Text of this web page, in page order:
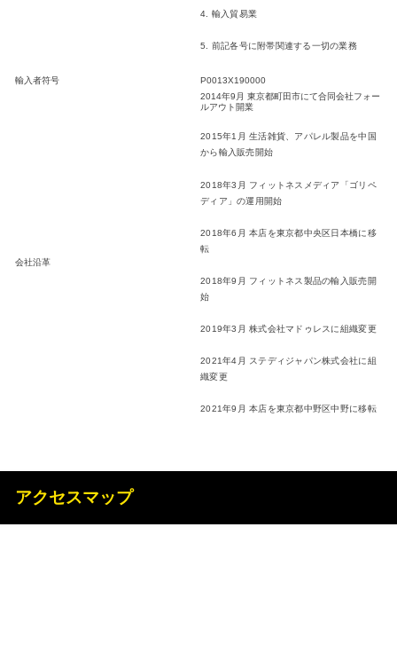
4. 輸入貿易業
5. 前記各号に附帯関連する一切の業務
輸入者符号 P0013X190000
会社沿革
2014年9月 東京都町田市にて合同会社フォー
ルアウト開業
2015年1月 生活雑貨、アパレル製品を中国
から輸入販売開始
2018年3月 フィットネスメディア「ゴリペ
ディア」の運用開始
2018年6月 本店を東京都中央区日本橋に移
転
2018年9月 フィットネス製品の輸入販売開
始
2019年3月 株式会社マドゥレスに組織変更
2021年4月 ステディジャパン株式会社に組
織変更
2021年9月 本店を東京都中野区中野に移転
アクセスマップ